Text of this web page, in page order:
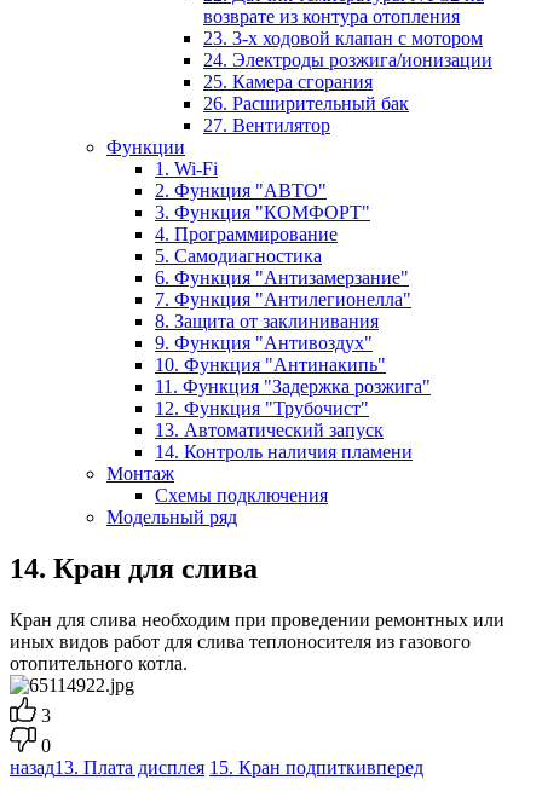
возврате из контура отопления
23. 3-х ходовой клапан с мотором
24. Электроды розжига/ионизации
25. Камера сгорания
26. Расширительный бак
27. Вентилятор
Функции
1. Wi-Fi
2. Функция "АВТО"
3. Функция "КОМФОРТ"
4. Программирование
5. Самодиагностика
6. Функция "Антизамерзание"
7. Функция "Антилегионелла"
8. Защита от заклинивания
9. Функция "Антивоздух"
10. Функция "Антинакипь"
11. Функция "Задержка розжига"
12. Функция "Трубочист"
13. Автоматический запуск
14. Контроль наличия пламени
Монтаж
Схемы подключения
Модельный ряд
14. Кран для слива
Кран для слива необходим при проведении ремонтных или
иных видов работ для слива теплоносителя из газового
отопительного котла.
3
0
назад13. Плата дисплея 15. Кран подпиткивперед